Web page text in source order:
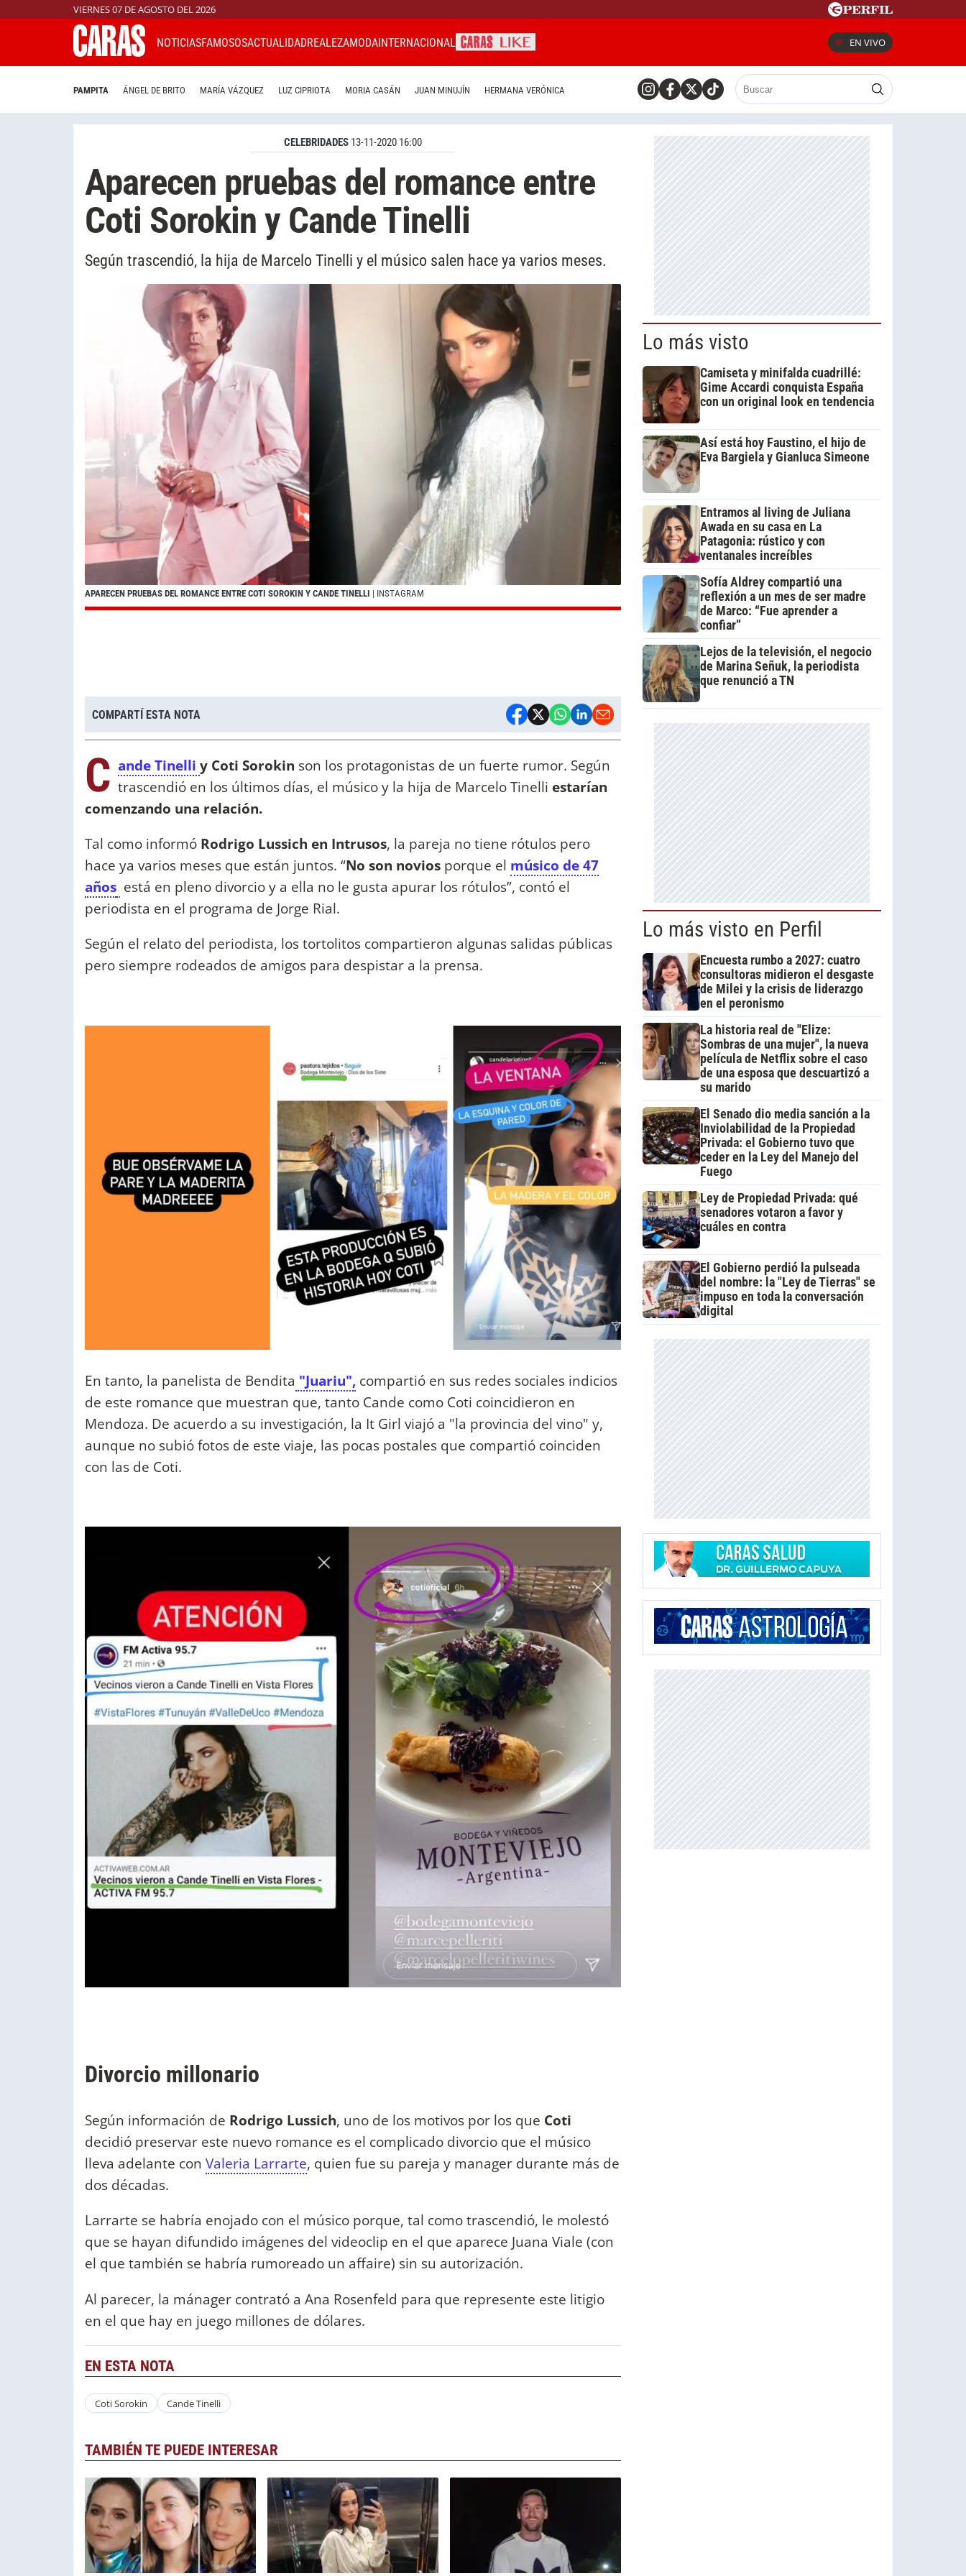
VIERNES 07 DE AGOSTO DEL 2026
NOTICIASFAMOSOSACTUALIDADREALEZAMODAINTERNACIONAL EN VIVO
PAMPITA ÁNGEL DE BRITO MARÍA VÁZQUEZ LUZ CIPRIOTA MORIA CASÁN JUAN MINUJÍN HERMANA VERÓNICA
CELEBRIDADES 13-11-2020 16:00
Aparecen pruebas del romance entre
Coti Sorokin y Cande Tinelli
Según trascendió, la hija de Marcelo Tinelli y el músico salen hace ya varios meses.
APARECEN PRUEBAS DEL ROMANCE ENTRE COTI SOROKIN Y CANDE TINELLI | INSTAGRAM
COMPARTÍ ESTA NOTA
C ande Tinelli y Coti Sorokin son los protagonistas de un fuerte rumor. Según
trascendió en los últimos días, el músico y la hija de Marcelo Tinelli estarían
comenzando una relación.
Tal como informó Rodrigo Lussich en Intrusos, la pareja no tiene rótulos pero
hace ya varios meses que están juntos. “No son novios porque el músico de 47
años está en pleno divorcio y a ella no le gusta apurar los rótulos”, contó el
periodista en el programa de Jorge Rial.
Según el relato del periodista, los tortolitos compartieron algunas salidas públicas
pero siempre rodeados de amigos para despistar a la prensa.
En tanto, la panelista de Bendita "Juariu", compartió en sus redes sociales indicios
de este romance que muestran que, tanto Cande como Coti coincidieron en
Mendoza. De acuerdo a su investigación, la It Girl viajó a "la provincia del vino" y,
aunque no subió fotos de este viaje, las pocas postales que compartió coinciden
con las de Coti.
Divorcio millonario
Según información de Rodrigo Lussich, uno de los motivos por los que Coti
decidió preservar este nuevo romance es el complicado divorcio que el músico
lleva adelante con Valeria Larrarte, quien fue su pareja y manager durante más de
dos décadas.
Larrarte se habría enojado con el músico porque, tal como trascendió, le molestó
que se hayan difundido imágenes del videoclip en el que aparece Juana Viale (con
el que también se habría rumoreado un affaire) sin su autorización.
Al parecer, la mánager contrató a Ana Rosenfeld para que represente este litigio
en el que hay en juego millones de dólares.
EN ESTA NOTA
Coti Sorokin Cande Tinelli
TAMBIÉN TE PUEDE INTERESAR
Lo más visto
Camiseta y minifalda cuadrillé:
Gime Accardi conquista España
con un original look en tendencia
Así está hoy Faustino, el hijo de
Eva Bargiela y Gianluca Simeone
Entramos al living de Juliana
Awada en su casa en La
Patagonia: rústico y con
ventanales increíbles
Sofía Aldrey compartió una
reflexión a un mes de ser madre
de Marco: “Fue aprender a
confiar”
Lejos de la televisión, el negocio
de Marina Señuk, la periodista
que renunció a TN
Lo más visto en Perfil
Encuesta rumbo a 2027: cuatro
consultoras midieron el desgaste
de Milei y la crisis de liderazgo
en el peronismo
La historia real de "Elize:
Sombras de una mujer", la nueva
película de Netflix sobre el caso
de una esposa que descuartizó a
su marido
El Senado dio media sanción a la
Inviolabilidad de la Propiedad
Privada: el Gobierno tuvo que
ceder en la Ley del Manejo del
Fuego
Ley de Propiedad Privada: qué
senadores votaron a favor y
cuáles en contra
El Gobierno perdió la pulseada
del nombre: la "Ley de Tierras" se
impuso en toda la conversación
digital